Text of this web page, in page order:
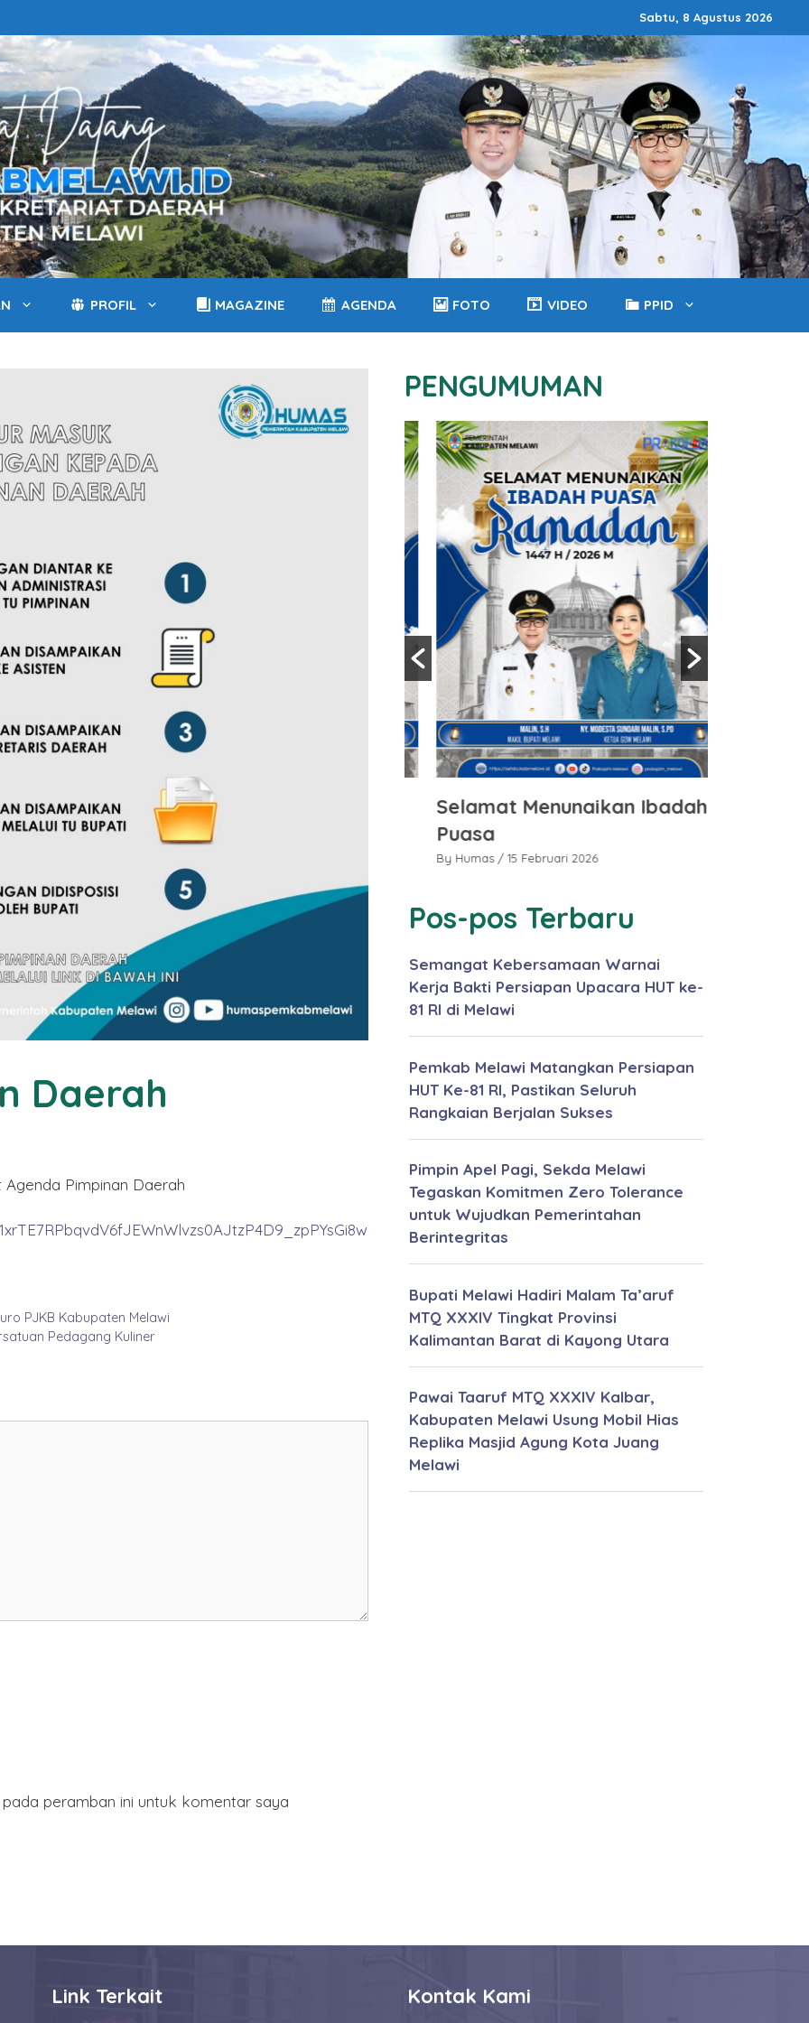
Sabtu, 8 Agustus 2026
PROFIL MAGAZINE AGENDA FOTO VIDEO PPID
Daerah
Pimpinan Daerah
PJKB Kabupaten Melawi
Pedagang Kuliner
peramban ini untuk komentar saya
PENGUMUMAN
Imlek
Selamat Menunaikan Ibadah
Puasa
Selamat Menunaikan Ibadah
Puasa
By Humas/ 15 Februari 2026
Pos-pos Terbaru
Semangat Kebersamaan Warnai
Kerja Bakti Persiapan Upacara HUT ke-
81 RI di Melawi
Pemkab Melawi Matangkan Persiapan
HUT Ke-81 RI, Pastikan Seluruh
Rangkaian Berjalan Sukses
Pimpin Apel Pagi, Sekda Melawi
Tegaskan Komitmen Zero Tolerance
untuk Wujudkan Pemerintahan
Berintegritas
Bupati Melawi Hadiri Malam Ta’aruf
MTQ XXXIV Tingkat Provinsi
Kalimantan Barat di Kayong Utara
Pawai Taaruf MTQ XXXIV Kalbar,
Kabupaten Melawi Usung Mobil Hias
Replika Masjid Agung Kota Juang
Melawi
Link Terkait Kontak Kami